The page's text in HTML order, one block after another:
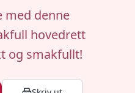
med denne
hovedrett
og smakfullt!